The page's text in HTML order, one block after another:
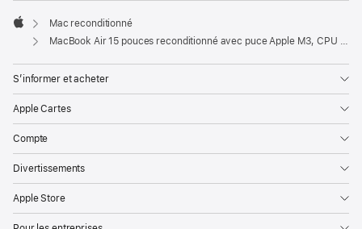
Apple
Mac reconditionné
MacBook Air 15 pouces reconditionné avec puce Apple M3, CPU 8 cœurs et GPU 10 cœurs – Minuit
S’informer et acheter
Apple Cartes
Compte
Divertissements
Apple Store